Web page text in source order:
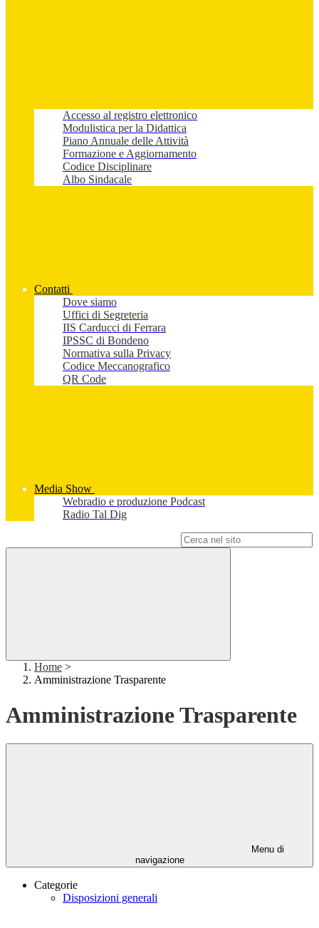
Accesso al registro elettronico
Modulistica per la Didattica
Piano Annuale delle Attività
Formazione e Aggiornamento
Codice Disciplinare
Albo Sindacale
Contatti
Dove siamo
Uffici di Segreteria
IIS Carducci di Ferrara
IPSSC di Bondeno
Normativa sulla Privacy
Codice Meccanografico
QR Code
Media Show
Webradio e produzione Podcast
Radio Tal Dig
Home >
Amministrazione Trasparente
Amministrazione Trasparente
Menu di
navigazione
Categorie
Disposizioni generali